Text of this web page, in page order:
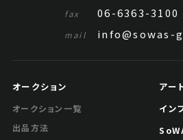
fax 06-6363-3100
mail info@sowas-
オークション
オークション一覧
出品方法
アー
イン